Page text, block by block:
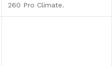
260 Pro Climate.